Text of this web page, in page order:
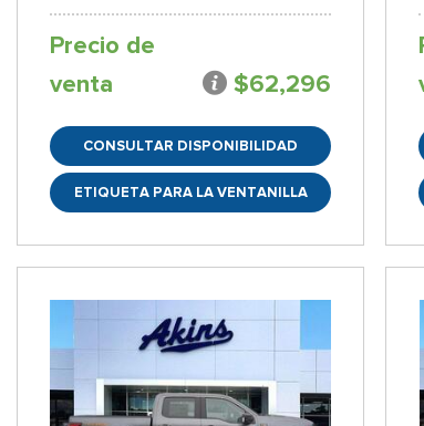
Precio de
venta
$62,296
CONSULTAR DISPONIBILIDAD
ETIQUETA PARA LA VENTANILLA